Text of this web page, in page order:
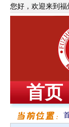
您好，欢迎来到福
首页